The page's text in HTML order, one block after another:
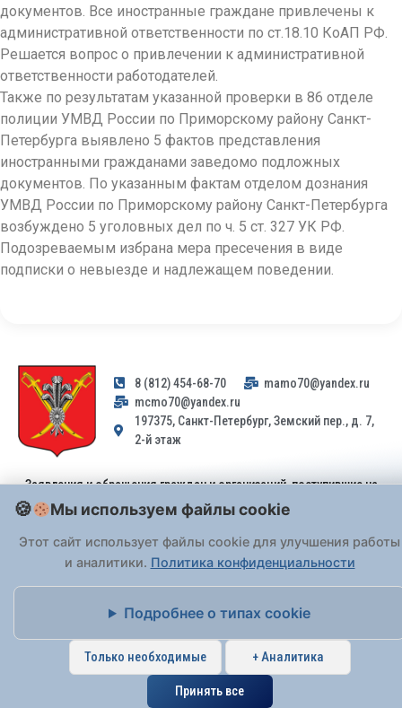
документов. Все иностранные граждане привлечены к
административной ответственности по ст.18.10 КоАП РФ.
Решается вопрос о привлечении к административной
ответственности работодателей.
Также по результатам указанной проверки в 86 отделе
полиции УМВД России по Приморскому району Санкт-
Петербурга выявлено 5 фактов представления
иностранными гражданами заведомо подложных
документов. По указанным фактам отделом дознания
УМВД России по Приморскому району Санкт-Петербурга
возбуждено 5 уголовных дел по ч. 5 ст. 327 УК РФ.
Подозреваемым избрана мера пресечения в виде
подписки о невыезде и надлежащем поведении.
8 (812) 454-68-70
mamo70@yandex.ru
mcmo70@yandex.ru
197375, Санкт-Петербург, Земский пер., д. 7,
2-й этаж
Заявления и обращения граждан и организаций, поступившие на
адрес email, не могут быть рассмотрены на основании
Федерального закона от 02.05.2006 № 59-ФЗ
принимаются только: по почте, черезпортал «Госуслуги» (ЕПГУ)
или лично при предъявлении паспорта.
На Сайте действуетПолитика обработки персональных данных
Мы используем файлы cookie
Этот сайт использует файлы cookie для улучшения работы
и аналитики. Политика конфиденциальности
Подробнее о типах cookie
Только необходимые + Аналитика
Принять все